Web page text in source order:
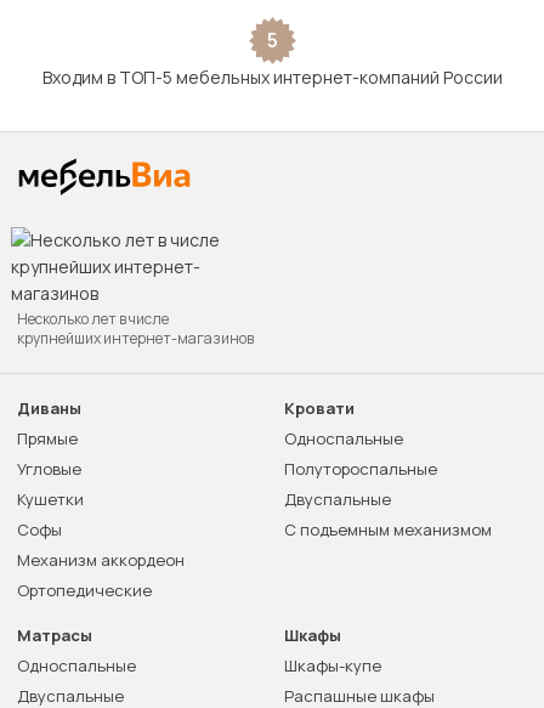
5
Входим в ТОП-5 мебельных интернет-компаний России
Несколько лет в числе
крупнейших интернет-магазинов
Диваны
Прямые
Угловые
Кушетки
Софы
Механизм аккордеон
Ортопедические
Кровати
Односпальные
Полутороспальные
Двуспальные
С подъемным механизмом
Матрасы
Односпальные
Двуспальные
Шкафы
Шкафы-купе
Распашные шкафы